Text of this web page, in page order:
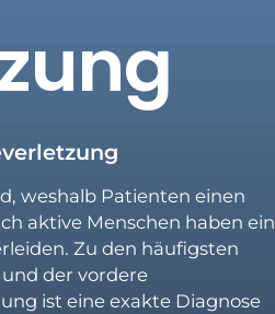
weshalb Patienten einen
aktive Menschen haben ein
Zu den häufigsten
der vordere
ist eine exakte Diagnose